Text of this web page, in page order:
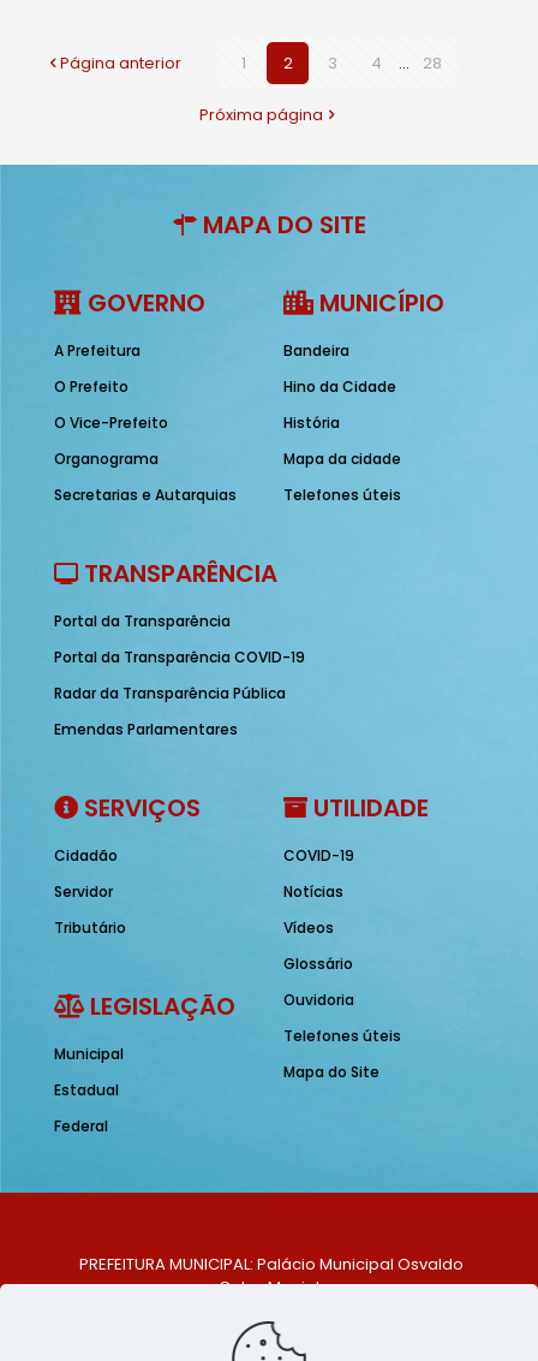
Página anterior 1 2 3 4 ... 28
Próxima página
MAPA DO SITE
GOVERNO
A Prefeitura
O Prefeito
O Vice-Prefeito
Organograma
Secretarias e Autarquias
MUNICÍPIO
Bandeira
Hino da Cidade
História
Mapa da cidade
Telefones úteis
TRANSPARÊNCIA
Portal da Transparência
Portal da Transparência COVID-19
Radar da Transparência Pública
Emendas Parlamentares
SERVIÇOS
Cidadão
Servidor
Tributário
LEGISLAÇÃO
Municipal
Estadual
Federal
UTILIDADE
COVID-19
Notícias
Vídeos
Glossário
Ouvidoria
Telefones úteis
Mapa do Site
PREFEITURA MUNICIPAL: Palácio Municipal Osvaldo
Celso Maciel
Centro, São Bento do Una - PE. CEP: 553370-128
TELEFONE: (81) 99548-1569